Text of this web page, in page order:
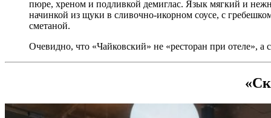
пюре, хреном и подливкой демиглас. Язык мягкий и
начинкой из щуки в сливочно-икорном соусе, с
сметаной.
Очевидно, что «Чайковский» не «ресторан при отеле», а